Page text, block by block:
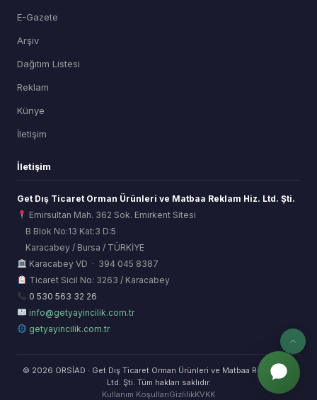
E-Gazete
Arşiv
Dağıtım Listesi
Reklam
Künye
İletişim
İletişim
Get Dış Ticaret Orman Ürünleri ve Matbaa Reklam Hiz. Ltd. Şti.
Emirsultan Mah. 362 Sok. Emirkent Sitesi
B Blok No:13 Kat:3 D:5
Karacabey / Bursa / TÜRKİYE
Karacabey VD · 394 045 8387
Ticaret Sicil No: 3263 / Karacabey
0 530 563 32 26
info@getyayincilik.com.tr
getyayincilik.com.tr
© 2026 ORSİAD · Get Dış Ticaret Orman Ürünleri ve Matbaa Reklam Hiz.
Ltd. Şti. Tüm hakları saklıdır.
Kullanım KoşullarıGizlilikKVKK
ORSİAD AI
Sektörel Hafıza Asistanı